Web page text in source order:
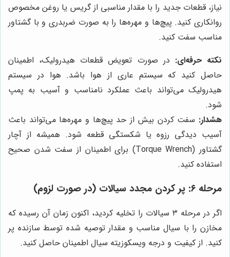
نیاز، قطعات جدید را با مقدار مناسبی از گریس یا روغن مخصوص
روانکاری کنید. پیچ‌ها و مهره‌ها را به صورت ضربدری و با گشتاور
مناسب سفت کنید.
نکته حرفه‌ای: در صورت تعویض قطعات هیدرولیک، اطمینان
حاصل کنید که سیستم عاری از هوا باشد. هوا در سیستم
هیدرولیک می‌تواند باعث عملکرد نامناسب و آسیب به پمپ
شود.
هشدار: سفت کردن بیش از حد پیچ‌ها و مهره‌ها می‌تواند باعث
آسیب دیدگی رزوه یا شکستگی قطعه شود. همیشه از آچار
گشتاور (Torque Wrench) برای اطمینان از سفت شدن صحیح
استفاده کنید.
مرحله ۶: پر کردن مجدد سیالات (در صورت لزوم)
اگر در مرحله ۳ سیالات را تخلیه کردید، اکنون زمان آن رسیده که
مخازن را با سیال مناسب و مقدار توصیه شده توسط سازنده پر
کنید. از کیفیت و درجه ویسکوزیته سیال اطمینان حاصل کنید.